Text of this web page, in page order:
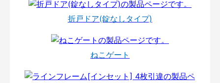
折戸ドア(錠なしタイプ)
ねこゲート